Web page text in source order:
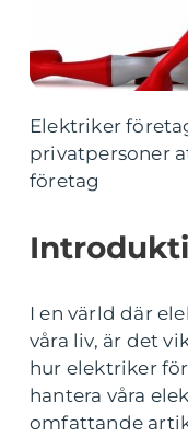
Elektriker
privatpersoner
företag
I en värld där
våra liv, är det
hur elektriker
hantera våra
omfattande